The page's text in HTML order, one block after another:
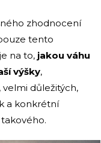
zhodnocení
tento
na to, jakou váhu
výšky,
velmi důležitých,
a konkrétní